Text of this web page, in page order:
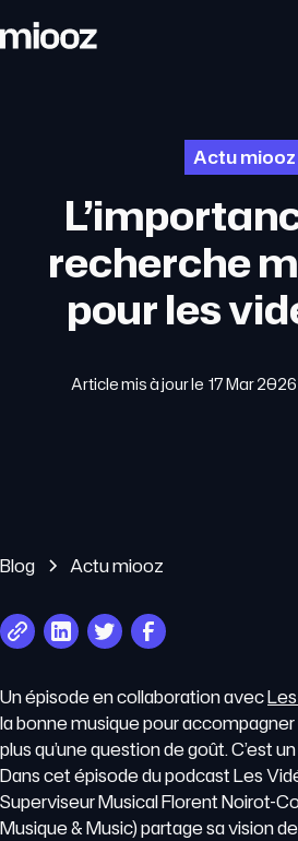
Actu miooz
recherche
pour les
Article mis à jour le 17 Mar 2026
Blog Actu miooz
Un épisode en collaboration avec
la bonne musique pour accompagner
plus qu’une question de goût. C’est
Dans cet épisode du podcast Les
Superviseur Musical Florent Noirot-
Musique & Music) partage sa vision